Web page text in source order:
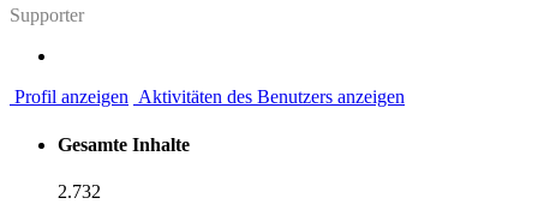
Supporter
Profil anzeigen Aktivitäten des Benutzers anzeigen
Gesamte Inhalte
2.732